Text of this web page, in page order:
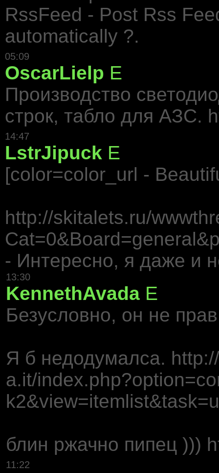
RssFeed - Post Rss
automatically ?.
05:09
OscarLielp E
Производство
строк, табло для АЗС.
14:47
LstrJipuck E
[color=color_url -
http://skitalets.ru/
- Интересно, я даже и
13:30
KennethAvada E
Безусловно, он не прав
Я б недодумалса.
a.it/
блин ржачно пипец )))
11:22